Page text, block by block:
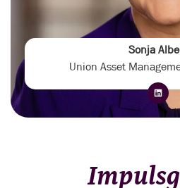
Sonja
Union Asset